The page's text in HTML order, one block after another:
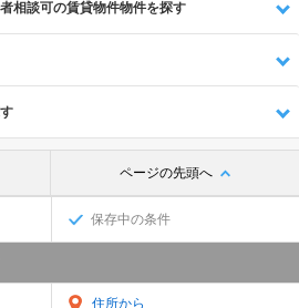
相談可の賃貸物件物件を探す
ページの先頭へ
保存中の条件
住所から